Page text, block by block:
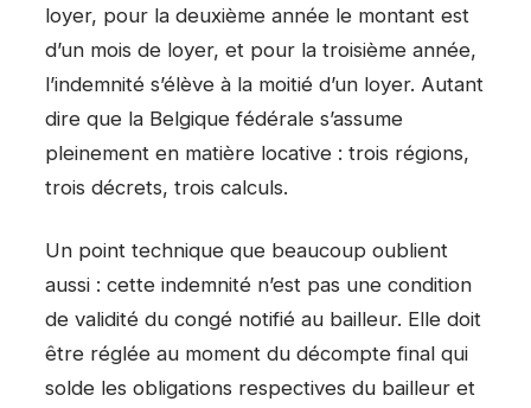
loyer, pour la deuxième année le montant est
d’un mois de loyer, et pour la troisième année,
l’indemnité s’élève à la moitié d’un loyer. Autant
dire que la Belgique fédérale s’assume
pleinement en matière locative : trois régions,
trois décrets, trois calculs.
Un point technique que beaucoup oublient
aussi : cette indemnité n’est pas une condition
de validité du congé notifié au bailleur. Elle doit
être réglée au moment du décompte final qui
solde les obligations respectives du bailleur et